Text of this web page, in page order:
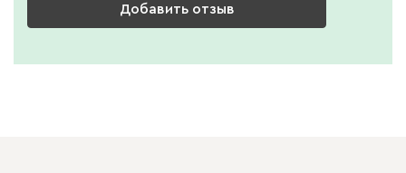
Добавить отзыв